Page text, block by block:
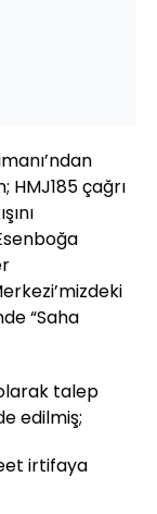
HMJ185 çağrı
“Saha
talep
edilmiş;
irtifaya